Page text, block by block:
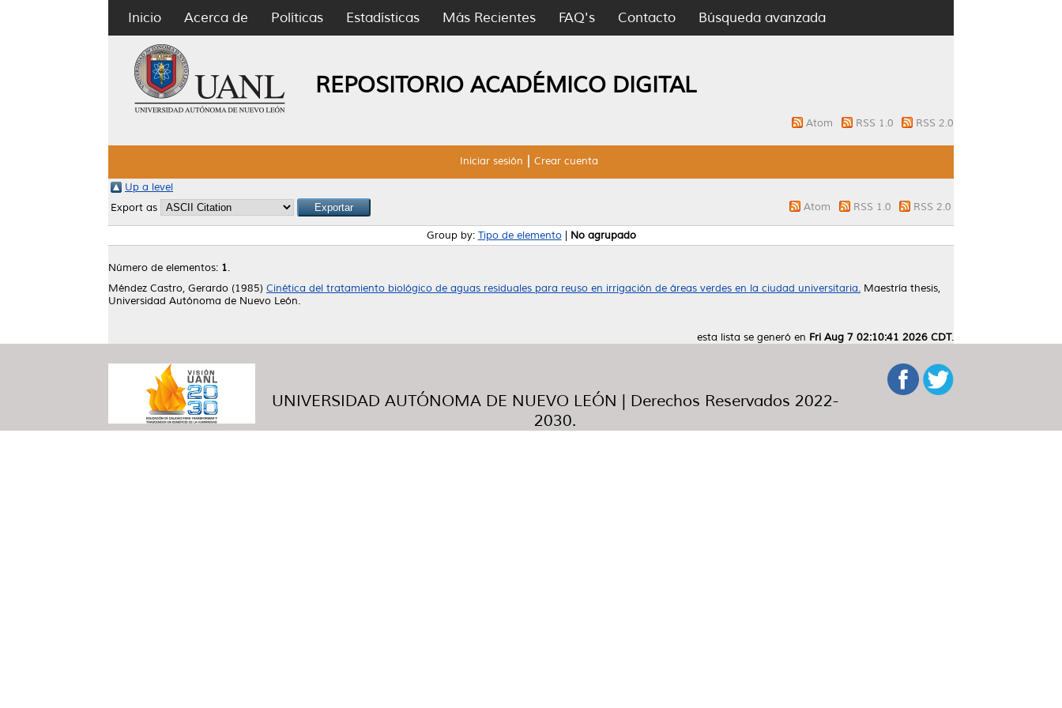
Inicio Acerca de Políticas Estadísticas Más Recientes FAQ's Contacto Búsqueda avanzada
REPOSITORIO ACADÉMICO DIGITAL
Atom RSS 1.0 RSS 2.0
Iniciar sesión Crear cuenta
Up a level
Export as
Atom RSS 1.0 RSS 2.0
Group by: Tipo de elemento| No agrupado
Número de elementos: 1.
Méndez Castro, Gerardo (1985) Cinética del tratamiento biológico de aguas residuales para reuso en irrigación de áreas verdes en la ciudad universitaria. Maestría thesis,
Universidad Autónoma de Nuevo León.
esta lista se generó en Fri Aug 7 02:10:41 2026 CDT.
UNIVERSIDAD AUTÓNOMA DE NUEVO LEÓN | Derechos Reservados 2022-
2030.